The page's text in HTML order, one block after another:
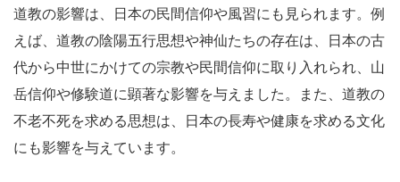
道教の影響は、日本の民間信仰や風習にも見られます。例
えば、道教の陰陽五行思想や神仙たちの存在は、日本の古
代から中世にかけての宗教や民間信仰に取り入れられ、山
岳信仰や修験道に顕著な影響を与えました。また、道教の
不老不死を求める思想は、日本の長寿や健康を求める文化
にも影響を与えています。